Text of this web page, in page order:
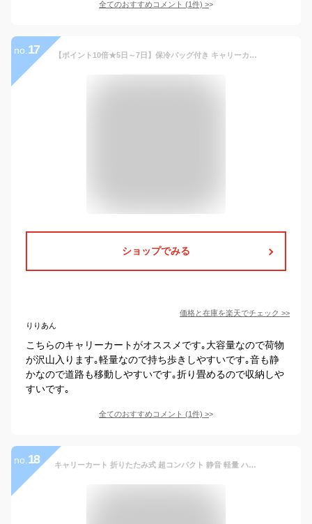
全てのおすすめコメント (1件) >
no. 17 【ポイント10倍★5日～7日】保冷バッグ付き キャリーカート 折りたたみ 4輪 折りたたみキャリーカート 蓋付き アウトドアワゴン クーラーボックス ショッピングカート ふた コンテナ カート アウトドア キャンプ 運動会 耐荷重40kg キャスター付き【30日保証】
ショップでみる
価格と在庫を楽天でチェック >>
りりあん
こちらのキャリーカートがオススメです｡大容量なので荷物
が沢山入ります｡軽量なので持ち歩きしやすいです｡音も静
かなので道路も移動しやすいです｡折り畳めるので収納しや
すいです｡
全てのおすすめコメント (1件) >
no. 18 キャリーカート 折りたたみ式 超コンパクト 静音 軽量 ハンドキャリー 折り畳み 滑り止め 大型タイヤ 耐荷重50kg 固定ロープ付き 運動会 買い物 引っ越し 荷物運び用